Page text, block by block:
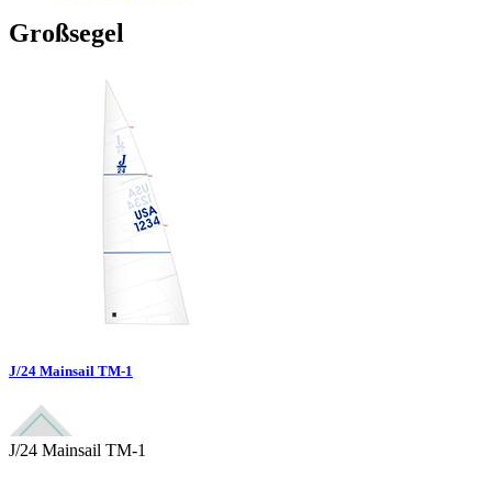
Großsegel
J/24 Mainsail TM-1
J/24 Mainsail TM-1